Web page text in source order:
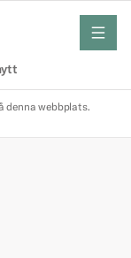
meny
denna webbplats.